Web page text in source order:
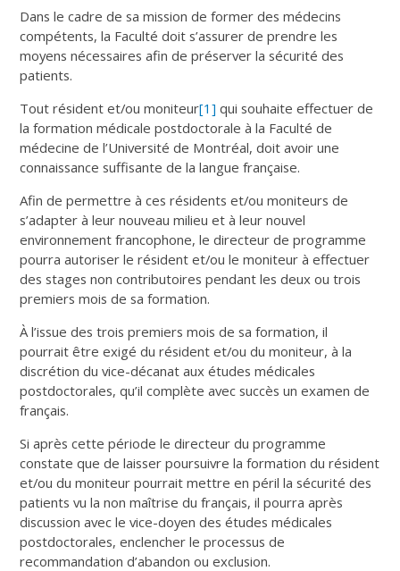
Dans le cadre de sa mission de former des médecins
compétents, la Faculté doit s’assurer de prendre les
moyens nécessaires afin de préserver la sécurité des
patients.
Tout résident et/ou moniteur[1] qui souhaite effectuer de
la formation médicale postdoctorale à la Faculté de
médecine de l’Université de Montréal, doit avoir une
connaissance suffisante de la langue française.
Afin de permettre à ces résidents et/ou moniteurs de
s’adapter à leur nouveau milieu et à leur nouvel
environnement francophone, le directeur de programme
pourra autoriser le résident et/ou le moniteur à effectuer
des stages non contributoires pendant les deux ou trois
premiers mois de sa formation.
À l’issue des trois premiers mois de sa formation, il
pourrait être exigé du résident et/ou du moniteur, à la
discrétion du vice-décanat aux études médicales
postdoctorales, qu’il complète avec succès un examen de
français.
Si après cette période le directeur du programme
constate que de laisser poursuivre la formation du résident
et/ou du moniteur pourrait mettre en péril la sécurité des
patients vu la non maîtrise du français, il pourra après
discussion avec le vice-doyen des études médicales
postdoctorales, enclencher le processus de
recommandation d’abandon ou exclusion.